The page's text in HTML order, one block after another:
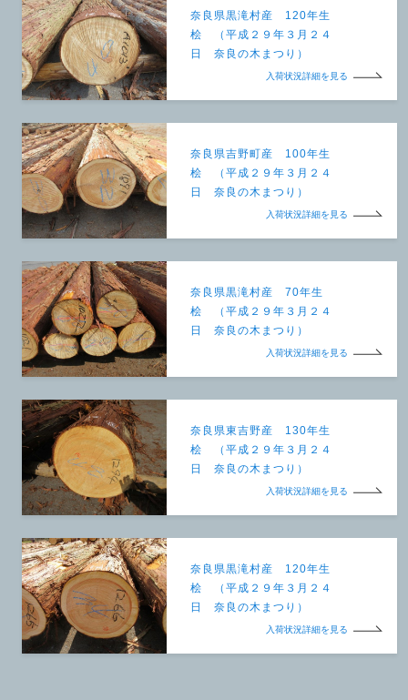
奈良県黒滝村産 120年生
桧 （平成２９年３月２４
日 奈良の木まつり）
入荷状況詳細を見る
奈良県吉野町産 100年生
桧 （平成２９年３月２４
日 奈良の木まつり）
入荷状況詳細を見る
奈良県黒滝村産 70年生
桧 （平成２９年３月２４
日 奈良の木まつり）
入荷状況詳細を見る
奈良県東吉野産 130年生
桧 （平成２９年３月２４
日 奈良の木まつり）
入荷状況詳細を見る
奈良県黒滝村産 120年生
桧 （平成２９年３月２４
日 奈良の木まつり）
入荷状況詳細を見る